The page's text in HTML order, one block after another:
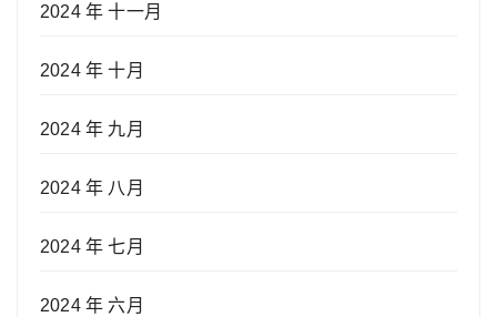
2024 年 十一月
2024 年 十月
2024 年 九月
2024 年 八月
2024 年 七月
2024 年 六月